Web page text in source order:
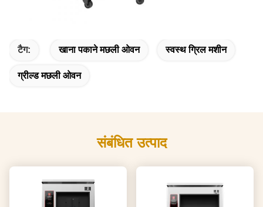
टैग: खाना पकाने मछली ओवन स्वस्थ ग्रिल मशीन
ग्रील्ड मछली ओवन
संबंधित उत्पाद